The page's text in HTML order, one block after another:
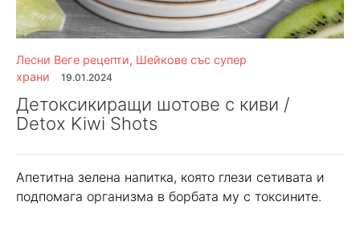
Лесни Веге рецепти, Шейкове със супер
храни
19.01.2024
Детоксикиращи шотове с киви /
Detox Kiwi Shots
Апетитна зелена напитка, която глези сетивата и
подпомага организма в борбата му с токсините.